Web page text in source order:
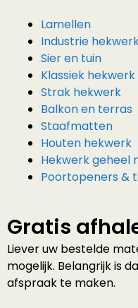
Lamellen
Industrie
Sier en tuin
Klassiek hekwerk
Strak hekwerk
Balkon en terras
Staafmatten
Houten hekwerk
Hekwerk geheel
Poortopeners &
Gratis
Liever uw bestelde
mogelijk. Belangrijk is
afspraak te maken.